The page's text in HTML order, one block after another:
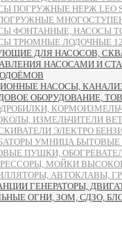
ПОГРУЖНЫЕ НЕРЖ
ФОНТАННЫЕ, НАСОСЫ
ТРЮМНЫЕ ЛОДОЧНЫЕ
ДЛЯ НАСОСОВ,
НАСОСАМИ И
НАСОСЫ,
ОБОРУДОВАНИЕ,
ИЗМЕЛЬЧИТЕЛИ
ЭЛЕКТРО
УМНИЦА
ПУШКИ,
МОЙКИ
АВТОКЛАВЫ,
ГЕНЕРАТОРЫ,
ОГНИ, ЗОМ, СДЗО,